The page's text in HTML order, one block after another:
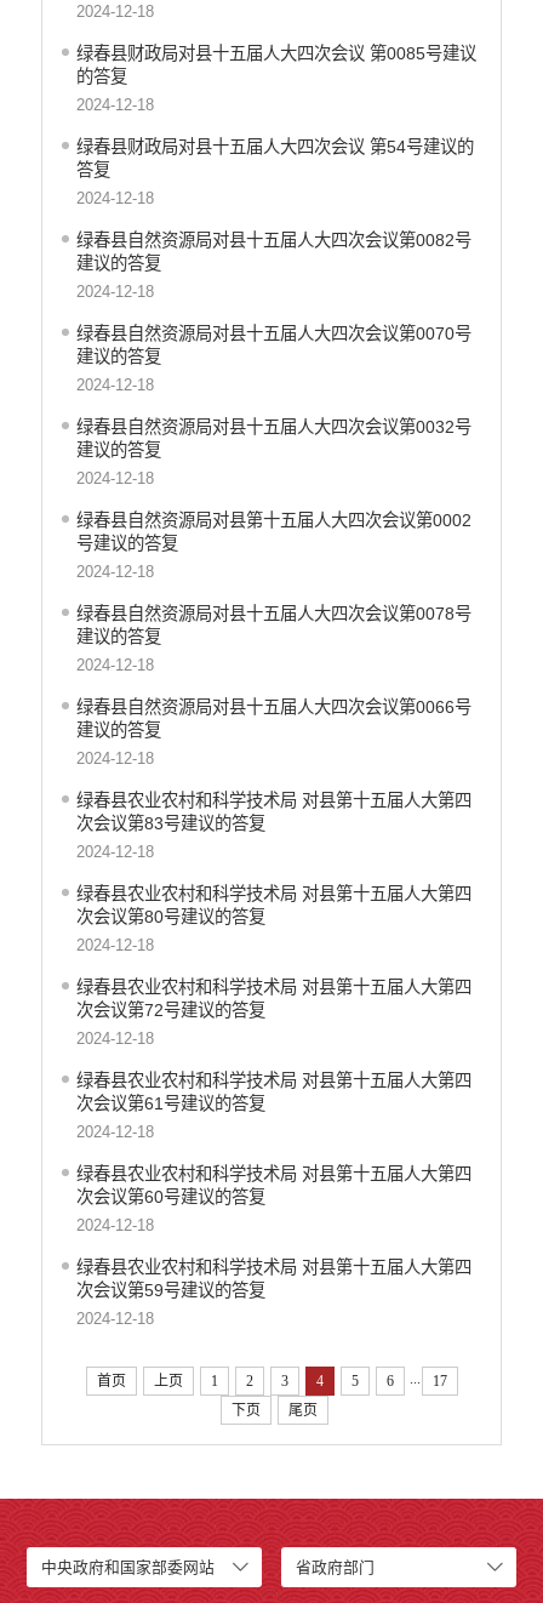
2024-12-18
绿春县财政局对县十五届人大四次会议 第0085号建议
的答复
2024-12-18
绿春县财政局对县十五届人大四次会议 第54号建议的
答复
2024-12-18
绿春县自然资源局对县十五届人大四次会议第0082号
建议的答复
2024-12-18
绿春县自然资源局对县十五届人大四次会议第0070号
建议的答复
2024-12-18
绿春县自然资源局对县十五届人大四次会议第0032号
建议的答复
2024-12-18
绿春县自然资源局对县第十五届人大四次会议第0002
号建议的答复
2024-12-18
绿春县自然资源局对县十五届人大四次会议第0078号
建议的答复
2024-12-18
绿春县自然资源局对县十五届人大四次会议第0066号
建议的答复
2024-12-18
绿春县农业农村和科学技术局 对县第十五届人大第四
次会议第83号建议的答复
2024-12-18
绿春县农业农村和科学技术局 对县第十五届人大第四
次会议第80号建议的答复
2024-12-18
绿春县农业农村和科学技术局 对县第十五届人大第四
次会议第72号建议的答复
2024-12-18
绿春县农业农村和科学技术局 对县第十五届人大第四
次会议第61号建议的答复
2024-12-18
绿春县农业农村和科学技术局 对县第十五届人大第四
次会议第60号建议的答复
2024-12-18
绿春县农业农村和科学技术局 对县第十五届人大第四
次会议第59号建议的答复
2024-12-18
首页 上页 1 2 3 4 5 6 ...
17
下页
尾页
中央政府和国家部委网站 省政府部门